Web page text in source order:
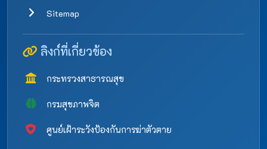
Sitemap
ลิงก์ที่เกี่ยวข้อง
กระทรวงสาธารณสุข
กรมสุขภาพจิต
ศูนย์เฝ้าระวังป้องกันการฆ่าตัวตาย